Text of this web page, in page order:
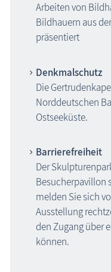
Arbeiten von
Bildhauern aus
präsentiert
Denkmalschutz
Die
Norddeutschen
Ostseeküste.
Barrierefreiheit
Der
Besucherpavillon
melden Sie sich
Ausstellung
den Zugang über
können.